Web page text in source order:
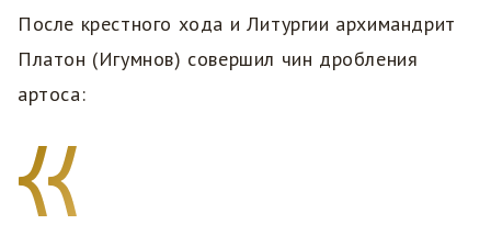
После крестного хода и Литургии архимандрит
Платон (Игумнов) совершил чин дробления
артоса: